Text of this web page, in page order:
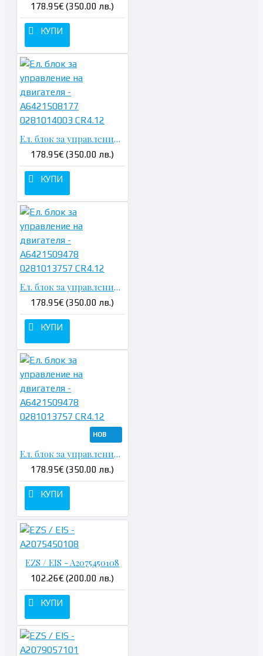
178.95€ (350.00 лв.)
КУПИ
Ел. блок за управление на двигателя - A6421508177 0281014003 CR4.12
178.95€ (350.00 лв.)
КУПИ
Ел. блок за управление на двигателя - A6421509478 0281013757 CR4.12
178.95€ (350.00 лв.)
КУПИ
НОВ
Ел. блок за управление на двигателя - A6421509478 0281013757 CR4.12
178.95€ (350.00 лв.)
КУПИ
EZS / EIS - A2075450108
102.26€ (200.00 лв.)
КУПИ